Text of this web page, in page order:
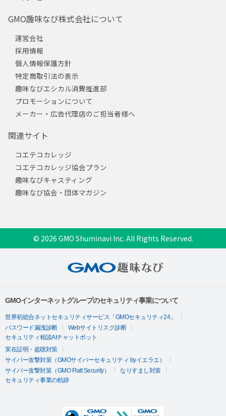
GMO趣味なび株式会社について
運営会社
採用情報
個人情報保護方針
特定商取引法の表示
趣味なびエシカル消費推進部
プロモーションについて
メーカー・広告代理店のご担当者様へ
関連サイト
コエテコカレッジ
コエテコカレッジ協会プラン
趣味なびキャスティング
趣味なび協会・団体マガジン
© 2026 GMO Shuminavi Inc. All Rights Reserved.